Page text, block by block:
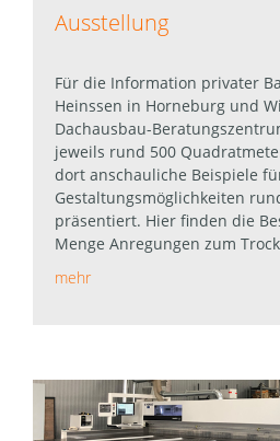
Ausstellung
Für die Information privater
Heinssen in Horneburg und
Dachausbau-
jeweils rund 500
dort anschauliche Beispiele
Gestaltungsmöglichkeiten
präsentiert. Hier finden die
Menge Anregungen zum
mehr